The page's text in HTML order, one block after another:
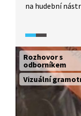
na hudební
generací. Sám
Sokola.
rodinné firmy.
Rozhovor s
odborníkem
Vizuální